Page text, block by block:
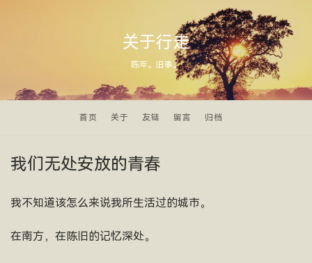
关于行走
陈年。旧事。
首页 关于 友链 留言 归档
我们无处安放的青春
我不知道该怎么来说我所生活过的城市。
在南方，在陈旧的记忆深处。